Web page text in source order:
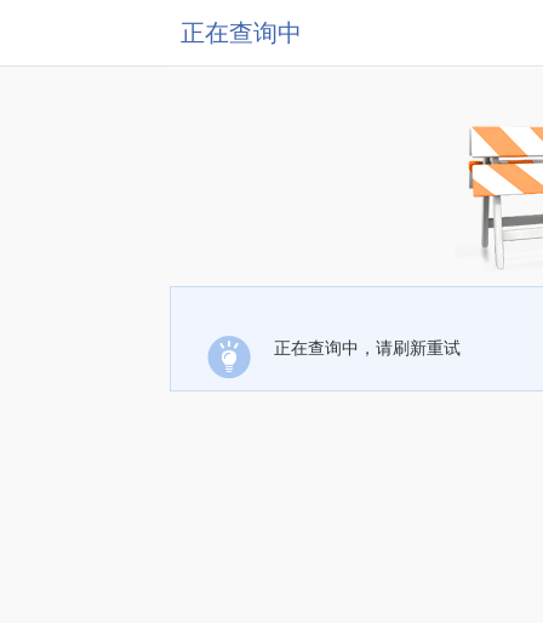
正在查询中
正在查询中，请刷新重试